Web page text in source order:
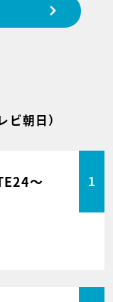
ビ朝日）
～ 1